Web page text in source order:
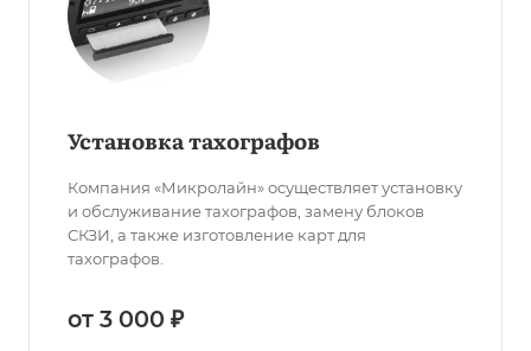
Установка тахографов
Компания «Микролайн» осуществляет установку
и обслуживание тахографов, замену блоков
СКЗИ, а также изготовление карт для
тахографов.
от 3 000 ₽